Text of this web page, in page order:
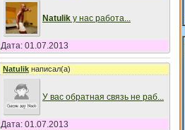
Natulik у нас работа...
Дата: 01.07.2013
Natulikнаписал(а)
У вас обратная связь не раб...
Дата: 01.07.2013